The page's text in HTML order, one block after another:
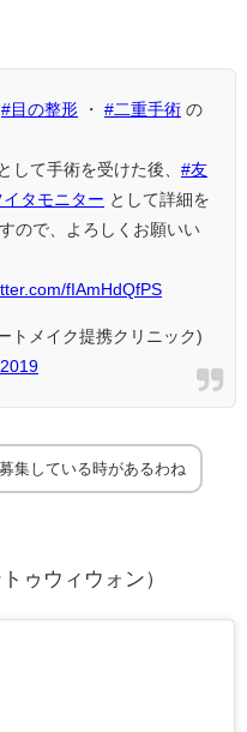
#目の整形 ・ #二重手術 の
して手術を受けた後、 #友
イタモニター として詳細を
ので、よろしくお願いい
fIAmHdQfPS
トメイク提携クリニック)
集している時があるわね
ゥウィウォン）